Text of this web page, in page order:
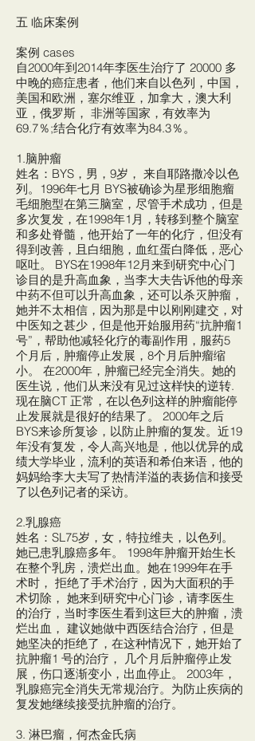
五 临床案例
案例 cases
自2000年到2014年李医生治疗了 20000 多
中晚的癌症患者，他们来自以色列，中国，
美国和欧洲，塞尔维亚，加拿大，澳大利
亚，俄罗斯， 非洲等国家，有效率为
69.7％;结合化疗有效率为84.3％。
1.脑肿瘤
姓名：BYS，男，9岁， 来自耶路撒冷以色
列。1996年七月 BYS被确诊为星形细胞瘤
毛细胞型在第三脑室，尽管手术成功，但是
多次复发，在1998年1月，转移到整个脑室
和多处脊髓，他开始了一年的化疗，但没有
得到改善，且白细胞，血红蛋白降低，恶心
呕吐。 BYS在1998年12月来到研究中心门
诊目的是升高血象，当李大夫告诉他的母亲
中药不但可以升高血象，还可以杀灭肿瘤，
她并不太相信，因为那是中以刚刚建交，对
中医知之甚少，但是他开始服用药“抗肿瘤1
号”，帮助他减轻化疗的毒副作用，服药5
个月后，肿瘤停止发展，8个月后肿瘤缩
小。 在2000年，肿瘤已经完全消失。她的
医生说，他们从来没有见过这样快的逆转.
现在脑CT 正常，在以色列这样的肿瘤能停
止发展就是很好的结果了。 2000年之后
BYS来诊所复诊，以防止肿瘤的复发。近19
年没有复发，令人高兴地是，他以优异的成
绩大学毕业，流利的英语和希伯来语，他的
妈妈给李大夫写了热情洋溢的表扬信和接受
了以色列记者的采访。
2.乳腺癌
姓名：SL75岁，女，特拉维夫，以色列。
她已患乳腺癌多年。 1998年肿瘤开始生长
在整个乳房，溃烂出血。她在1999年在手
术时， 拒绝了手术治疗，因为大面积的手
术切除， 她来到研究中心门诊，请李医生
的治疗，当时李医生看到这巨大的肿瘤，溃
烂出血， 建议她做中西医结合治疗，但是
她坚决的拒绝了，在这种情况下，她开始了
抗肿瘤1 号的治疗， 几个月后肿瘤停止发
展，伤口逐渐变小，出血停止。 2003年，
乳腺癌完全消失无常规治疗。为防止疾病的
复发她继续接受抗肿瘤的治疗。
3. 淋巴瘤，何杰金氏病